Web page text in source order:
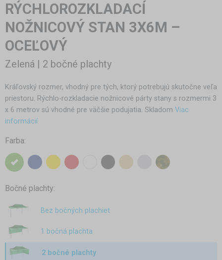
RÝCHLOROZKLADACÍ
NOŽNICOVÝ STAN 3X6M –
OCEĽOVÝ
Zelená | 2 bočné plachty
Kráľovský rozmer, vhodný pre tých, ktorý potrebujú skutočne veľa
priestoru. Rýchlo-rozkladacie nožnicové párty stany s rozmermi 3
x 6 metrov sú vhodné pre väčšie podujatia. Skladom Viac
informácií
Farba:
Bočné plachty:
Bez bočných plachiet
1 bočná plachta
2 bočné plachty